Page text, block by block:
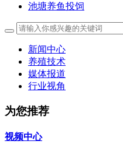
池塘养鱼投饲
新闻中心
养殖技术
媒体报道
行业视角
为您推荐
视频中心